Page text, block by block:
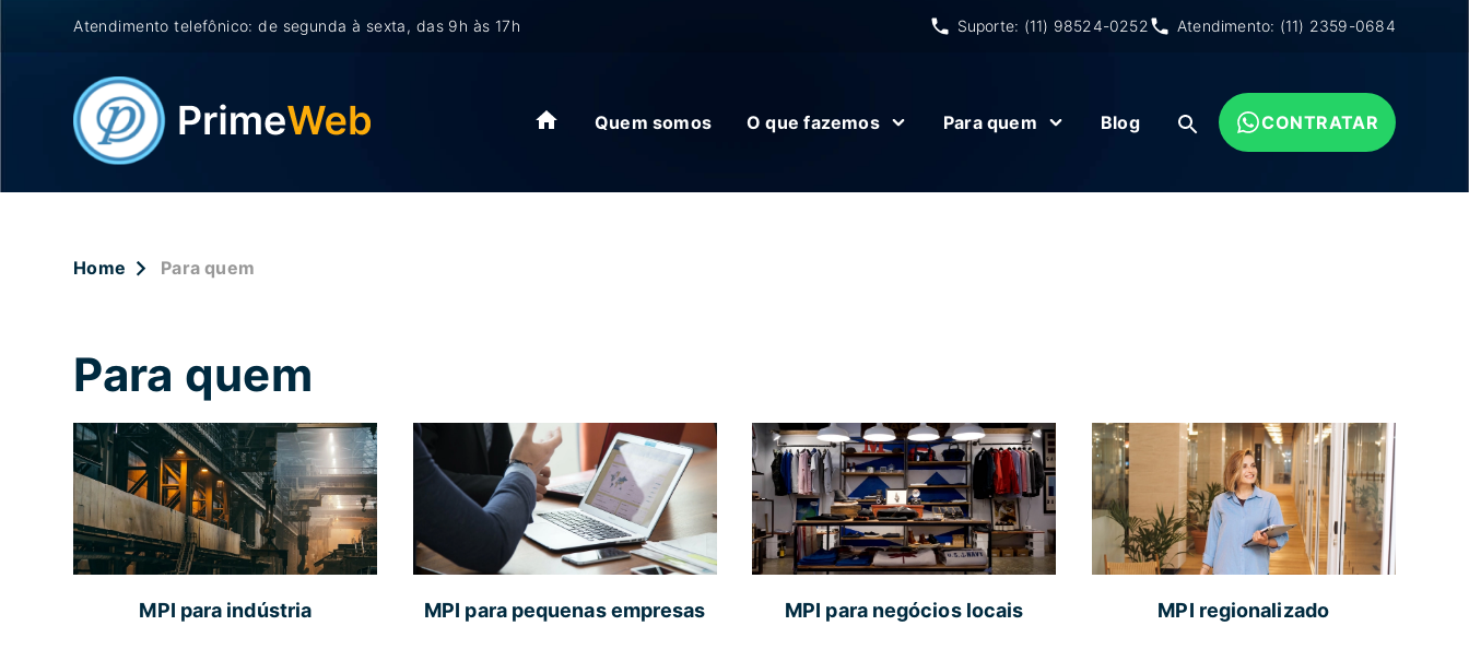
Atendimento telefônico: de segunda à sexta, das 9h às 17h Suporte: (11) 98524-0252 Atendimento: (11) 2359-0684
Quem somos O que fazemos Para quem Blog CONTRATAR
Home Para quem
Para quem
MPI para indústria MPI para pequenas empresas MPI para negócios locais MPI regionalizado